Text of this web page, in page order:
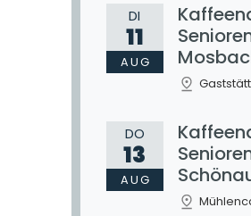
DI
11
AUG
DO
13
AUG